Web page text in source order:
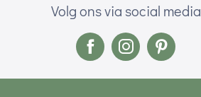
Volg ons via social media